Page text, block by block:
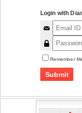
Login with
Remember